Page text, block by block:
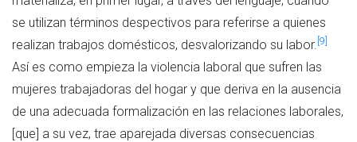
se utilizan términos despectivos para referirse a quienes
realizan trabajos domésticos, desvalorizando su labor. [9]
Así es como empieza la violencia laboral que sufren las
mujeres trabajadoras del hogar y que deriva en la ausencia
de una adecuada formalización en las relaciones laborales,
[que] a su vez, trae aparejada diversas consecuencias